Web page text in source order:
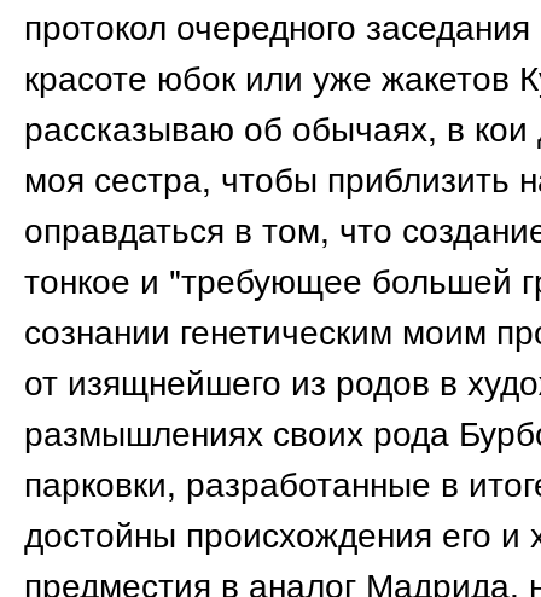
протокол очередного
красоте юбок или уже
рассказываю об обычаях, в
моя сестра, чтобы
оправдаться в том, что
тонкое и "требующее большей
сознании генетическим моим
от изящнейшего из родов в
размышлениях своих рода
парковки, разработанные в
достойны происхождения его
предместия в аналог Мадрида,